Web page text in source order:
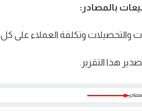
والتحصيلات وتكلفة العملاء على
هذا التقرير.